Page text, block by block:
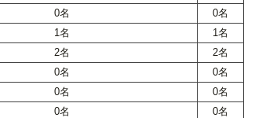
0名
0名
1名
1名
2名
2名
0名
0名
0名
0名
0名
0名